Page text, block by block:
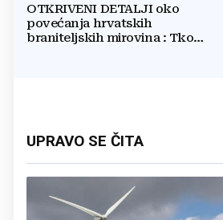
OTKRIVENI DETALJI oko
povećanja hrvatskih
braniteljskih mirovina : Tko
UPRAVO SE ČITA